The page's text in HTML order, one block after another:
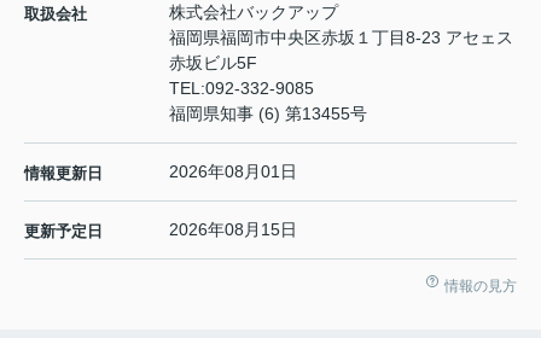
取扱会社
株式会社バックアップ
福岡県福岡市中央区赤坂１丁目8-23 アセェス
赤坂ビル5F
TEL:092-332-9085
福岡県知事 (6) 第13455号
情報更新日 2026年08月01日
更新予定日 2026年08月15日
情報の見方